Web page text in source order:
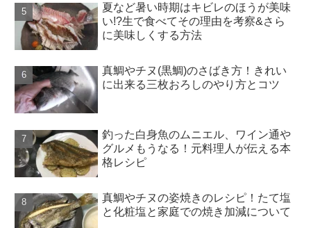
夏など暑い時期はキビレのほうが美味
い!?生で食べてその理由を考察&さら
に美味しくする方法
真鯛やチヌ(黒鯛)のさばき方！きれい
に出来る三枚おろしのやり方とコツ
釣った白身魚のムニエル、ワイン通や
グルメもうなる！元料理人が伝える本
格レシピ
真鯛やチヌの姿焼きのレシピ！たて塩
と化粧塩と家庭での焼き加減について